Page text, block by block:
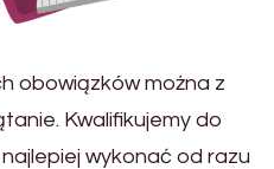
obowiązków można z
Kwalifikujemy do
wykonać od razu